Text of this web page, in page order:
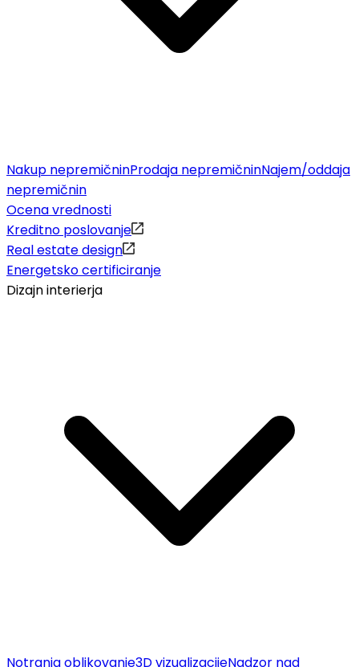
Nakup nepremičninProdaja nepremičninNajem/oddaja
nepremičnin
Ocena vrednosti
Kreditno poslovanje
Real estate design
Energetsko certificiranje
Dizajn interierja
Notranja oblikovanje3D vizualizacijeNadzor nad